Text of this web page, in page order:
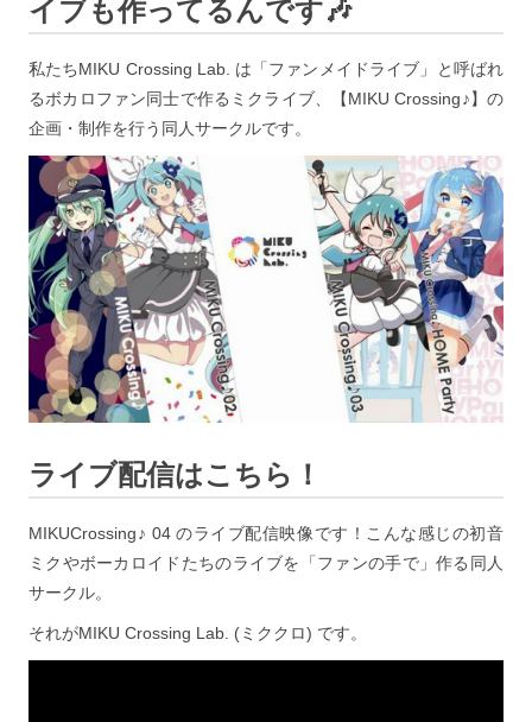
イブも作ってるんです🎶
私たちMIKU Crossing Lab. は「ファンメイドライブ」と呼ばれ
るボカロファン同士で作るミクライブ、【MIKU Crossing♪】の
企画・制作を行う同人サークルです。
ライブ配信はこちら！
MIKUCrossing♪ 04 のライブ配信映像です！こんな感じの初音
ミクやボーカロイドたちのライブを「ファンの手で」作る同人
サークル。
それがMIKU Crossing Lab. (ミククロ) です。